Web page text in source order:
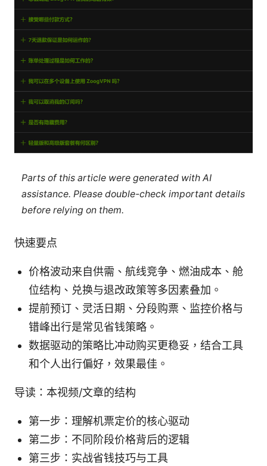
Parts of this article were generated with AI
assistance. Please double-check important details
before relying on them.
快速要点
价格波动来自供需、航线竞争、燃油成本、舱
位结构、兑换与退改政策等多因素叠加。
提前预订、灵活日期、分段购票、监控价格与
错峰出行是常见省钱策略。
数据驱动的策略比冲动购买更稳妥，结合工具
和个人出行偏好，效果最佳。
导读：本视频/文章的结构
第一步：理解机票定价的核心驱动
第二步：不同阶段价格背后的逻辑
第三步：实战省钱技巧与工具